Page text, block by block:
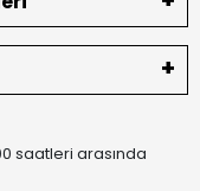
saatleri arasında